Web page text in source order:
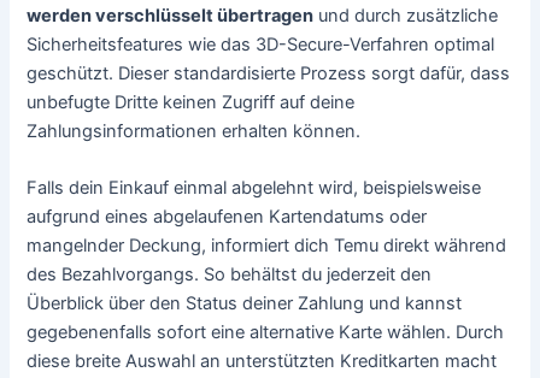
werden verschlüsselt übertragen und durch zusätzliche
Sicherheitsfeatures wie das 3D-Secure-Verfahren optimal
geschützt. Dieser standardisierte Prozess sorgt dafür, dass
unbefugte Dritte keinen Zugriff auf deine
Zahlungsinformationen erhalten können.
Falls dein Einkauf einmal abgelehnt wird, beispielsweise
aufgrund eines abgelaufenen Kartendatums oder
mangelnder Deckung, informiert dich Temu direkt während
des Bezahlvorgangs. So behältst du jederzeit den
Überblick über den Status deiner Zahlung und kannst
gegebenenfalls sofort eine alternative Karte wählen. Durch
diese breite Auswahl an unterstützten Kreditkarten macht